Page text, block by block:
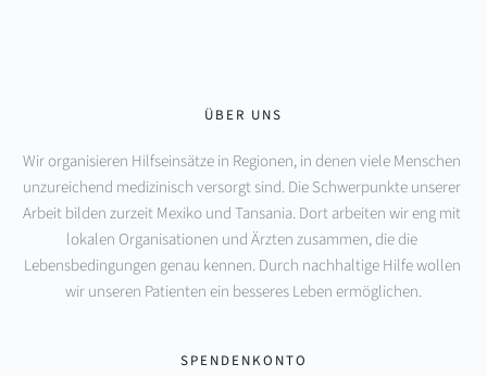
ÜBER UNS
Wir organisieren Hilfseinsätze in Regionen, in denen viele Menschen
unzureichend medizinisch versorgt sind. Die Schwerpunkte unserer
Arbeit bilden zurzeit Mexiko und Tansania. Dort arbeiten wir eng mit
lokalen Organisationen und Ärzten zusammen, die die
Lebensbedingungen genau kennen. Durch nachhaltige Hilfe wollen
wir unseren Patienten ein besseres Leben ermöglichen.
SPENDENKONTO